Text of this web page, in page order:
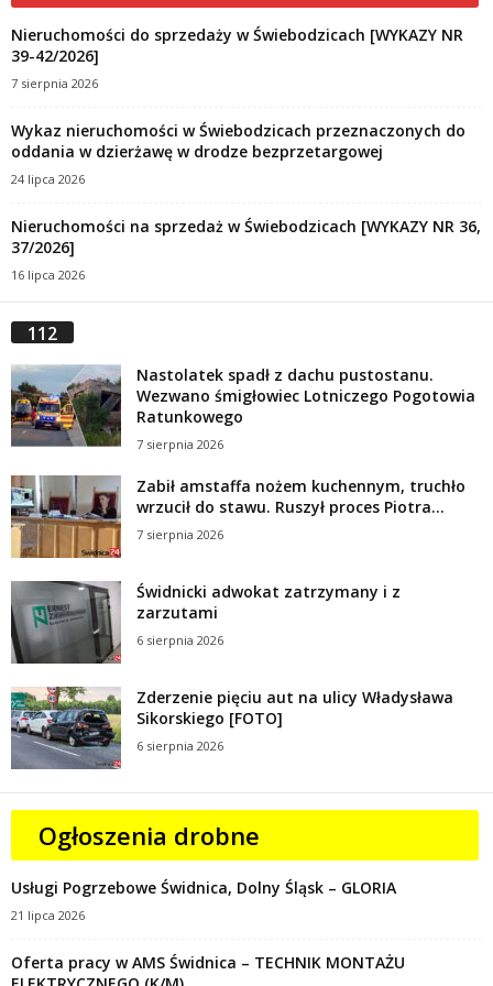
Nieruchomości do sprzedaży w Świebodzicach [WYKAZY NR
39-42/2026]
7 sierpnia 2026
Wykaz nieruchomości w Świebodzicach przeznaczonych do
oddania w dzierżawę w drodze bezprzetargowej
24 lipca 2026
Nieruchomości na sprzedaż w Świebodzicach [WYKAZY NR 36,
37/2026]
16 lipca 2026
112
Nastolatek spadł z dachu pustostanu.
Wezwano śmigłowiec Lotniczego Pogotowia
Ratunkowego
7 sierpnia 2026
Zabił amstaffa nożem kuchennym, truchło
wrzucił do stawu. Ruszył proces Piotra...
7 sierpnia 2026
Świdnicki adwokat zatrzymany i z
zarzutami
6 sierpnia 2026
Zderzenie pięciu aut na ulicy Władysława
Sikorskiego [FOTO]
6 sierpnia 2026
Ogłoszenia drobne
Usługi Pogrzebowe Świdnica, Dolny Śląsk – GLORIA
21 lipca 2026
Oferta pracy w AMS Świdnica – TECHNIK MONTAŻU